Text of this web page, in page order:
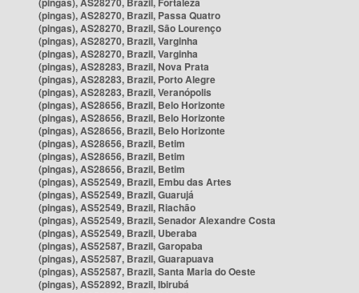
(pingas), AS28270, Brazil, Passa Quatro
(pingas), AS28270, Brazil, São Lourenço
(pingas), AS28270, Brazil, Varginha
(pingas), AS28270, Brazil, Varginha
(pingas), AS28283, Brazil, Nova Prata
(pingas), AS28283, Brazil, Porto Alegre
(pingas), AS28283, Brazil, Veranópolis
(pingas), AS28656, Brazil, Belo Horizonte
(pingas), AS28656, Brazil, Belo Horizonte
(pingas), AS28656, Brazil, Belo Horizonte
(pingas), AS28656, Brazil, Betim
(pingas), AS28656, Brazil, Betim
(pingas), AS28656, Brazil, Betim
(pingas), AS52549, Brazil, Embu das Artes
(pingas), AS52549, Brazil, Guarujá
(pingas), AS52549, Brazil, Riachão
(pingas), AS52549, Brazil, Senador Alexandre Costa
(pingas), AS52549, Brazil, Uberaba
(pingas), AS52587, Brazil, Garopaba
(pingas), AS52587, Brazil, Guarapuava
(pingas), AS52587, Brazil, Santa Maria do Oeste
(pingas), AS52892, Brazil, Ibirubá